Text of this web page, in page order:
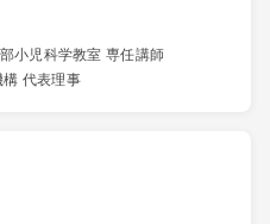
小児科学教室 専任講師
構 代表理事